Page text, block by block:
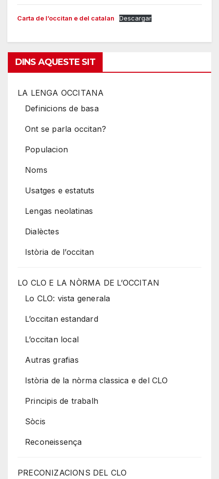
Carta de l’occitan e del catalan Descargar
DINS AQUESTE SIT
LA LENGA OCCITANA
Definicions de basa
Ont se parla occitan?
Populacion
Noms
Usatges e estatuts
Lengas neolatinas
Dialèctes
Istòria de l’occitan
LO CLO E LA NÒRMA DE L’OCCITAN
Lo CLO: vista generala
L’occitan estandard
L’occitan local
Autras grafias
Istòria de la nòrma classica e del CLO
Principis de trabalh
Sòcis
Reconeissença
PRECONIZACIONS DEL CLO